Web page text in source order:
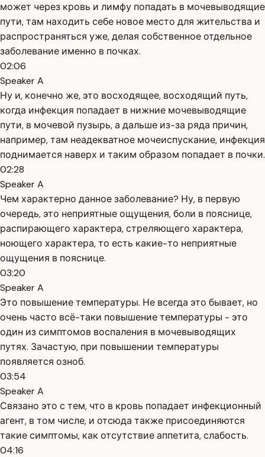
может через кровь и лимфу попадать в мочевыводящие
пути, там находить себе новое место для жительства и
распространяться уже, делая собственное отдельное
заболевание именно в почках.
02:06
Speaker A
Ну и, конечно же, это восходящее, восходящий путь,
когда инфекция попадает в нижние мочевыводящие
пути, в мочевой пузырь, а дальше из-за ряда причин,
например, там неадекватное мочеиспускание, инфекция
поднимается наверх и таким образом попадает в почки.
02:28
Speaker A
Чем характерно данное заболевание? Ну, в первую
очередь, это неприятные ощущения, боли в пояснице,
распирающего характера, стреляющего характера,
ноющего характера, то есть какие-то неприятные
ощущения в пояснице.
03:20
Speaker A
Это повышение температуры. Не всегда это бывает, но
очень часто всё-таки повышение температуры - это
один из симптомов воспаления в мочевыводящих
путях. Зачастую, при повышении температуры
появляется озноб.
03:54
Speaker A
Связано это с тем, что в кровь попадает инфекционный
агент, в том числе, и отсюда также присоединяются
такие симптомы, как отсутствие аппетита, слабость.
04:16